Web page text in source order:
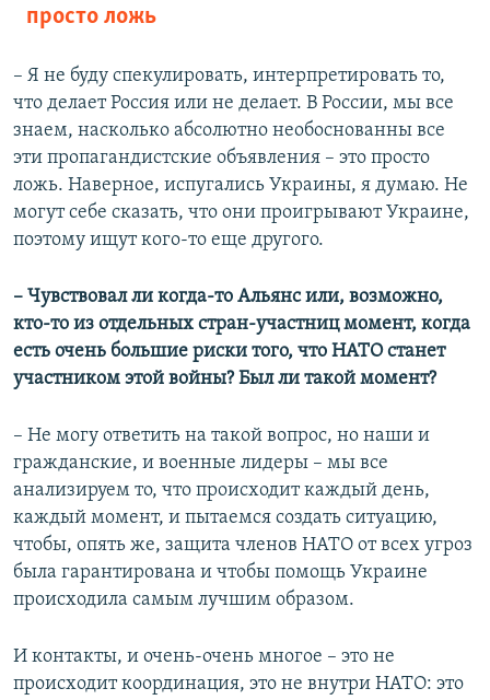
просто ложь
– Я не буду спекулировать, интерпретировать то,
что делает Россия или не делает. В России, мы все
знаем, насколько абсолютно необоснованны все
эти пропагандистские объявления – это просто
ложь. Наверное, испугались Украины, я думаю. Не
могут себе сказать, что они проигрывают Украине,
поэтому ищут кого-то еще другого.
– Чувствовал ли когда-то Альянс или, возможно,
кто-то из отдельных стран-участниц момент, когда
есть очень большие риски того, что НАТО станет
участником этой войны? Был ли такой момент?
– Не могу ответить на такой вопрос, но наши и
гражданские, и военные лидеры – мы все
анализируем то, что происходит каждый день,
каждый момент, и пытаемся создать ситуацию,
чтобы, опять же, защита членов НАТО от всех угроз
была гарантирована и чтобы помощь Украине
происходила самым лучшим образом.
И контакты, и очень-очень многое – это не
происходит координация, это не внутри НАТО: это